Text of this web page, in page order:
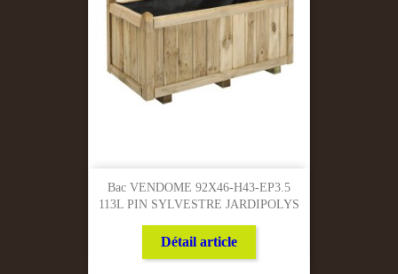
Bac VENDOME 92X46-H43-EP3.5
113L PIN SYLVESTRE JARDIPOLYS
Détail article